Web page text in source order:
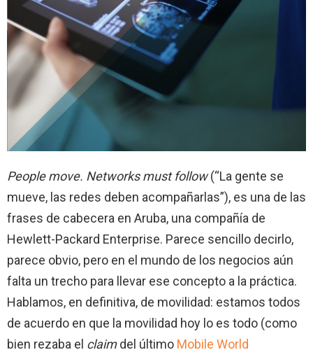
People move. Networks must follow(“La gente se
mueve, las redes deben acompañarlas”), es una de las
frases de cabecera en Aruba, una compañía de
Hewlett-Packard Enterprise. Parece sencillo decirlo,
parece obvio, pero en el mundo de los negocios aún
falta un trecho para llevar ese concepto a la práctica.
Hablamos, en definitiva, de movilidad: estamos todos
de acuerdo en que la movilidad hoy lo es todo (como
bien rezaba el claimdel último Mobile World